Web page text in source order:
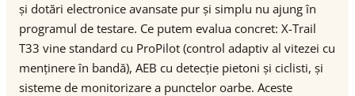
și dotări electronice avansate pur și simplu nu ajung în
programul de testare. Ce putem evalua concret: X-Trail
T33 vine standard cu ProPilot (control adaptiv al vitezei cu
menținere în bandă), AEB cu detecție pietoni și ciclisti, și
sisteme de monitorizare a punctelor oarbe. Aceste